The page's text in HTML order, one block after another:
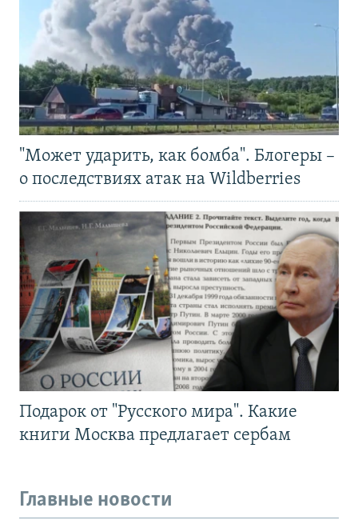
"Может ударить, как бомба". Блогеры –
о последствиях атак на Wildberries
Подарок от "Русского мира". Какие
книги Москва предлагает сербам
Главные новости